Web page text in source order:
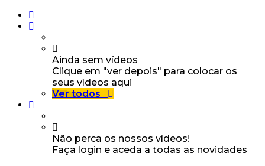
Ainda sem vídeos
Clique em "ver depois" para colocar os
seus vídeos aqui
Ver todos
Não perca os nossos vídeos!
Faça login e aceda a todas as novidades